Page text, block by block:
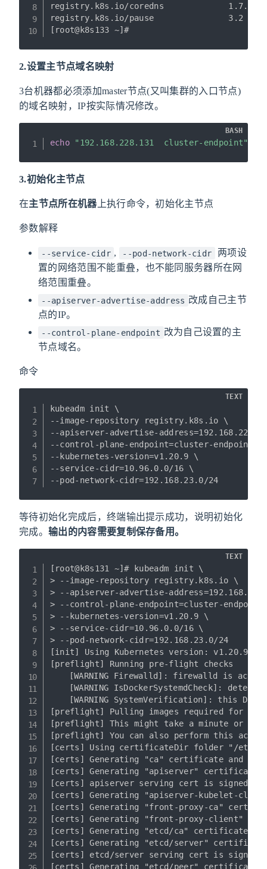
registry.k8s.io/coredns             1.7.0
registry.k8s.io/pause               3.2
[root@k8s133 ~]#
2.设置主节点域名映射
3台机器都必须添加master节点(又叫集群的入口节点)
的域名映射，IP按实际情况修改。
echo "192.168.228.131  cluster-endpoint"
BASH
3.初始化主节点
在主节点所在机器上执行命令，初始化主节点
参数解释
--service-cidr , --pod-network-cidr
两项设
置的网络范围不能重叠，也不能同服务器所在网
络范围重叠。
--apiserver-advertise-address 改成自己主节
点的IP。
--control-plane-endpoint 改为自己设置的主
节点域名。
命令
kubeadm init \
--image-repository registry.k8s.io \
--apiserver-advertise-
--control-plane-endpoint=cluster-endpoint \
--kubernetes-version=v1.20.9 \
--service-cidr=10.96.0.0/16 \
--pod-network-cidr=192.168.23.0/24
TEXT
等待初始化完成后，终端输出提示成功，说明初始化
完成。 输出的内容需要复制保存备用。
[root@k8s131 ~]# kubeadm init \
> --image-repository registry.k8s.io \
> --apiserver-advertise-
> --control-plane-endpoint=cluster-
> --kubernetes-version=v1.20.9 \
> --service-cidr=10.96.0.0/16 \
> --pod-network-cidr=192.168.23.0/24
[init] Using Kubernetes version: v1.20.9
[preflight] Running pre-flight checks
[preflight] Pulling images required for
[preflight] This might take a minute or
[preflight] You can also perform this
[certs] Using certificateDir folder "/etc/
[certs] Generating "ca" certificate and key
[certs] Generating "apiserver" certificate
[certs] apiserver serving cert is signed for
[certs] Generating "apiserver-kubelet-
[certs] Generating "front-proxy-ca"
[certs] Generating "front-proxy-client"
[certs] Generating "etcd/ca" certificate
[certs] Generating "etcd/server" certificate
[certs] etcd/server serving cert is signed
[certs] Generating "etcd/peer" certificate
TEXT